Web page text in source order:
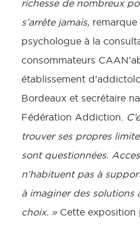
richesse de nombreux
s’arrête jamais,
psychologue à la
consommateurs
établissement
Bordeaux et secrétaire
Fédération Addiction.
trouver ses propres
sont questionnées.
n’habituent pas à
à imaginer des solutions
choix. » Cette exposition